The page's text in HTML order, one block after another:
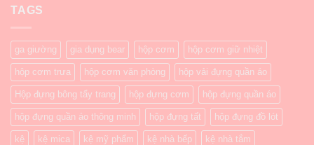
TAGS
ga giường gia dụng bear hộp cơm hộp cơm giữ nhiệt
hộp cơm trưa hộp cơm văn phòng hộp vải đựng quần áo
Hộp đựng bông tẩy trang hộp đựng cơm hộp đựng quần áo
hộp đựng quần áo thông minh hộp đựng tất hộp đựng đồ lót
kệ kệ mica kệ mỹ phẩm kệ nhà bếp kệ nhà tắm